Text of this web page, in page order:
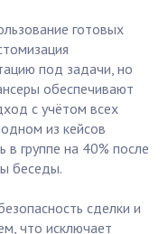
готовых
под задачи, но
обеспечивают
с учётом всех
из кейсов
в группе на 40% после
беседы.
сделки и
что исключает